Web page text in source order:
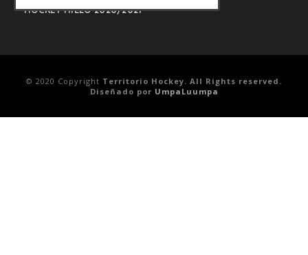
HOCKEY HIELO 2020/2021
© 2020 Copyright Territorio Hockey. All Rights reserved.
Diseñado por UmpaLuumpa